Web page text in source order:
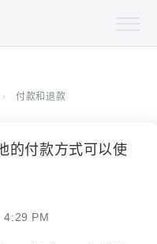
付款和退款
的付款方式可以使
4:29 PM